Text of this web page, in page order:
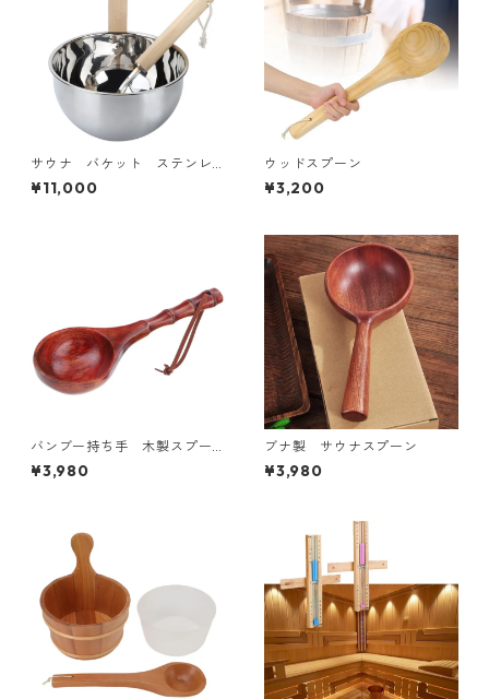
サウナ バケット ステンレ
ス
¥11,000
ウッドスプーン
¥3,200
バンブー持ち手 木製スプー
ン
¥3,980
ブナ製 サウナスプーン
¥3,980